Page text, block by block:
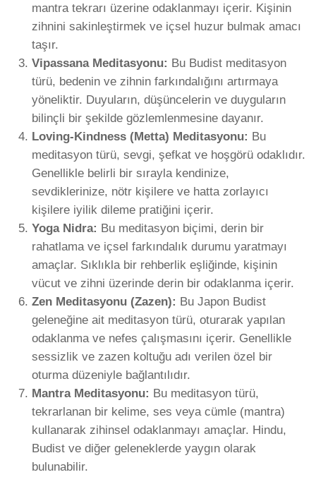
mantra tekrarı üzerine odaklanmayı içerir. Kişinin
zihnini sakinleştirmek ve içsel huzur bulmak amacı
taşır.
Vipassana Meditasyonu: Bu Budist meditasyon
türü, bedenin ve zihnin farkındalığını artırmaya
yöneliktir. Duyuların, düşüncelerin ve duyguların
bilinçli bir şekilde gözlemlenmesine dayanır.
Loving-Kindness (Metta) Meditasyonu: Bu
meditasyon türü, sevgi, şefkat ve hoşgörü odaklıdır.
Genellikle belirli bir sırayla kendinize,
sevdiklerinize, nötr kişilere ve hatta zorlayıcı
kişilere iyilik dileme pratiğini içerir.
Yoga Nidra: Bu meditasyon biçimi, derin bir
rahatlama ve içsel farkındalık durumu yaratmayı
amaçlar. Sıklıkla bir rehberlik eşliğinde, kişinin
vücut ve zihni üzerinde derin bir odaklanma içerir.
Zen Meditasyonu (Zazen): Bu Japon Budist
geleneğine ait meditasyon türü, oturarak yapılan
odaklanma ve nefes çalışmasını içerir. Genellikle
sessizlik ve zazen koltuğu adı verilen özel bir
oturma düzeniyle bağlantılıdır.
Mantra Meditasyonu: Bu meditasyon türü,
tekrarlanan bir kelime, ses veya cümle (mantra)
kullanarak zihinsel odaklanmayı amaçlar. Hindu,
Budist ve diğer geleneklerde yaygın olarak
bulunabilir.